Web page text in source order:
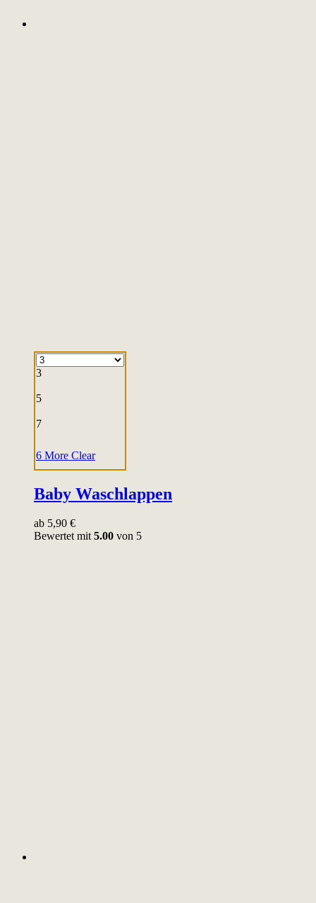
3
5
7
6 More Clear
Baby Waschlappen
ab 5,90 €
Bewertet mit5.00 von 5